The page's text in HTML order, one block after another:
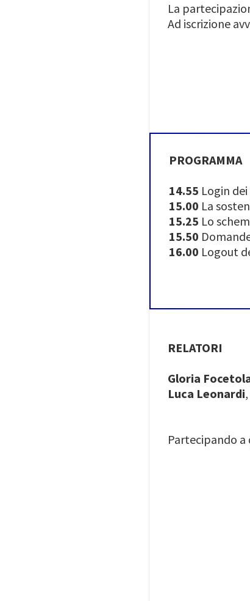
La
Ad iscrizione
PROGRAMMA
14.55 Login
15.00 La
15.25 Lo
15.50
16.00 Logout
RELATORI
Gloria
Luca Leonardi,
Partecipando